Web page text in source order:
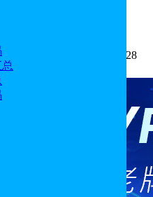
打单处理流程
布时间: 2026.01.29 16:02:28